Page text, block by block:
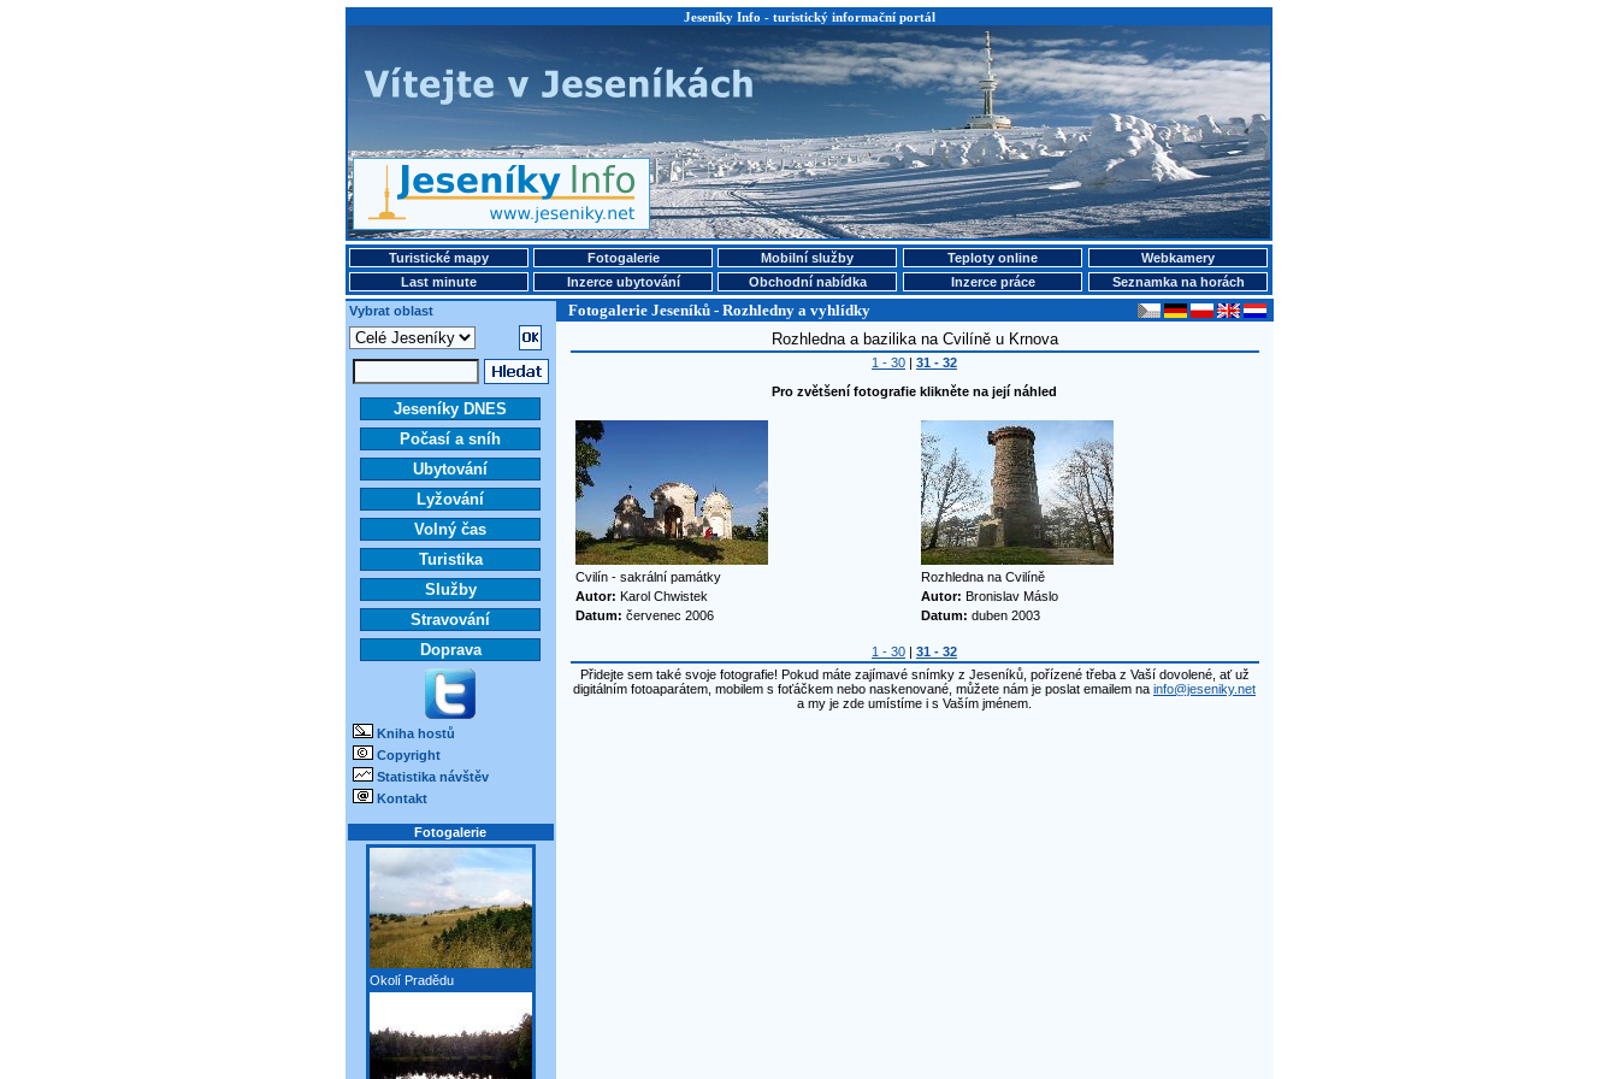
Jeseníky Info - turistický informační portál
Turistické mapy Fotogalerie Mobilní služby Teploty online
Webkamery
Last minute
Inzerce ubytování Obchodní nabídka Inzerce práce
Seznamka na horách
Vybrat oblast
Fotogalerie Jeseníků - Rozhledny a vyhlídky
Jeseníky DNES
Počasí a sníh
Ubytování
Lyžování
Volný čas
Turistika
Služby
Stravování
Doprava
Kniha hostů
Copyright
Statistika návštěv
Kontakt
Fotogalerie
Okolí Pradědu
Rozhledna a bazilika na Cvilíně u Krnova
1 - 30 | 31 - 32
Pro zvětšení fotografie klikněte na její náhled
Cvilín - sakrální památky
Autor: Karol Chwistek
Datum: červenec 2006
Rozhledna na Cvilíně
Autor: Bronislav Máslo
Datum: duben 2003
1 - 30 | 31 - 32
Přidejte sem také svoje fotografie! Pokud máte zajímavé snímky z Jeseníků, pořízené třeba z Vaší dovolené, ať už
digitálním fotoaparátem, mobilem s foťáčkem nebo naskenované, můžete nám je poslat emailem na info@jeseniky.net
a my je zde umístíme i s Vaším jménem.